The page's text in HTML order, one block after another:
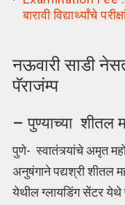
बारावी विद्यार्थ्यांचे
नऊवारी साडी
पॅराजंम्प
– पुण्याच्या शीतल
पुणे- स्वातंत्र्यांचे अमृत
अनुषंगाने पद्यश्री शीतल
येथील ग्लायडिंग सेंटर येथे